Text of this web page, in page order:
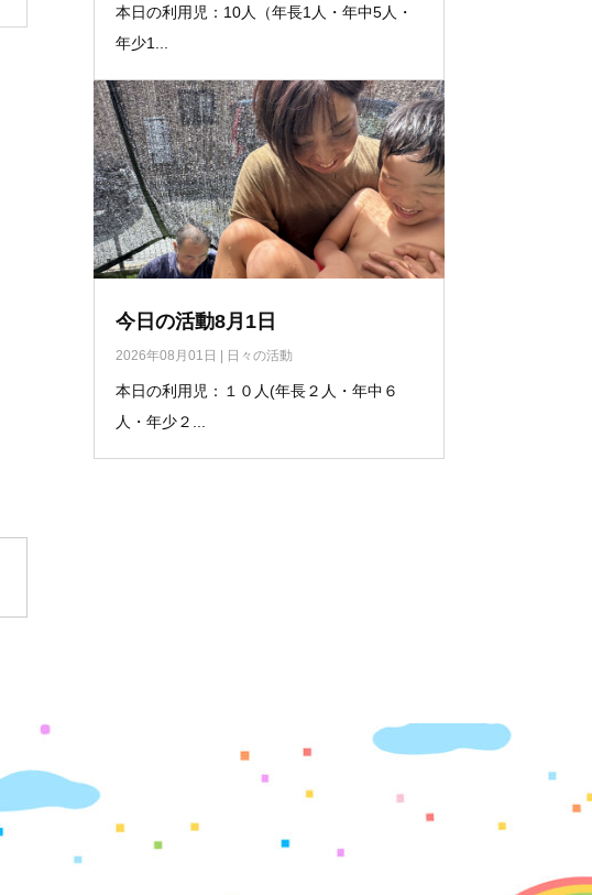
本日の利用児：10人（年長1人・年中5人・
年少1...
今日の活動8月1日
2026年08月01日 日々の活動
本日の利用児：１０人(年長２人・年中６
人・年少２...